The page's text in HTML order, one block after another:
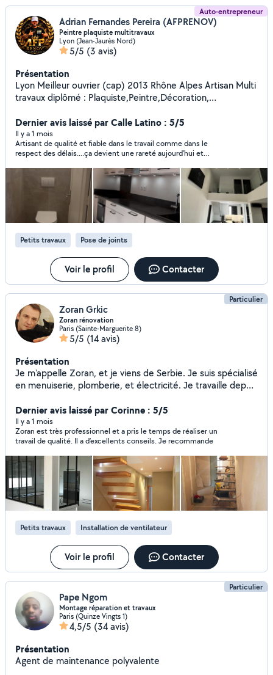
Auto-entrepreneur
Adrian Fernandes Pereira (AFPRENOV)
Peintre plaquiste multitravaux
Lyon (Jean-Jaurès Nord)
5/5 (3 avis)
Présentation
Lyon Meilleur ouvrier (cap) 2013 Rhône Alpes Artisan Multi
travaux diplômé : Plaquiste,Peintre,Décoration,
Dernier avis laissé par Calle Latino : 5/5
Il y a 1 mois
Artisant de qualité et fiable dans le travail comme dans le
respect des délais....ça devient une rareté aujourd'hui et
m'a conseillé et plus que satisfait sur toute la ligne de mes
attentes.
Petits travaux Pose de joints
Voir le profil Contacter
Particulier
Zoran Grkic
Zoran rénovation
Paris (Sainte-Marguerite 8)
5/5 (14 avis)
Présentation
Je m'appelle Zoran, et je viens de Serbie. Je suis spécialisé
en menuiserie, plomberie, et électricité. Je travaille depuis
travaille pas, je profite du conducteur de travaux, Monsieur
Chat présent sur la photo, et de mon épouse.
Dernier avis laissé par Corinne : 5/5
Il y a 1 mois
Zoran est très professionnel et a pris le temps de réaliser un
travail de qualité. Il a d’excellents conseils. Je recommande
Petits travaux Installation de ventilateur
Voir le profil Contacter
Particulier
Pape Ngom
Montage réparation et travaux
Paris (Quinze Vingts 1)
4,5/5 (34 avis)
Présentation
Agent de maintenance polyvalente